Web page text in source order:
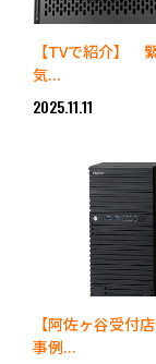
【TVで紹介】
気...
2025.11.11
【阿佐ヶ谷受付
事例...